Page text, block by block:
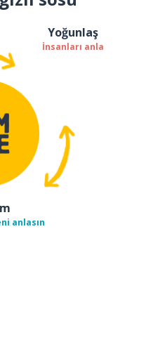
Yoğunlaş
İnsanları anla
anlasın